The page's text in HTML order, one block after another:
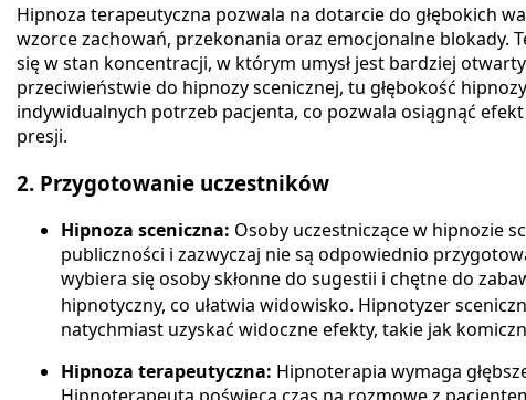
Hipnoza terapeutyczna pozwala na dotarcie do głębokich
wzorce zachowań, przekonania oraz emocjonalne blokady.
się w stan koncentracji, w którym umysł jest bardziej
przeciwieństwie do hipnozy scenicznej, tu głębokość
indywidualnych potrzeb pacjenta, co pozwala osiągnąć
presji.
2. Przygotowanie uczestników
Hipnoza sceniczna: Osoby uczestniczące w hipnozie
publiczności i zazwyczaj nie są odpowiednio
wybiera się osoby skłonne do sugestii i chętne do
hipnotyczny, co ułatwia widowisko. Hipnotyzer
natychmiast uzyskać widoczne efekty, takie jak
Hipnoza terapeutyczna: Hipnoterapia wymaga